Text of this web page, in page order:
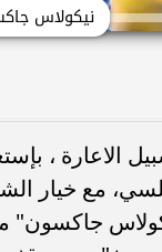
نيكولاس
الاعارة ،
مع خيار
جاكسون"